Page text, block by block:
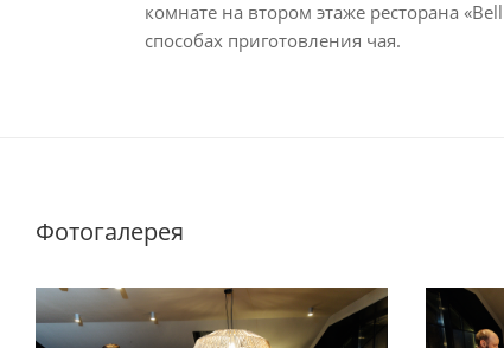
комнате на втором этаже ресторана
способах приготовления чая.
Фотогалерея